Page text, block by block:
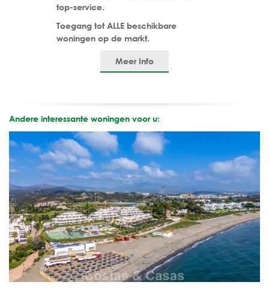
top-service.
Toegang tot ALLE beschikbare
woningen op de markt.
Meer Info
Andere interessante woningen voor u: